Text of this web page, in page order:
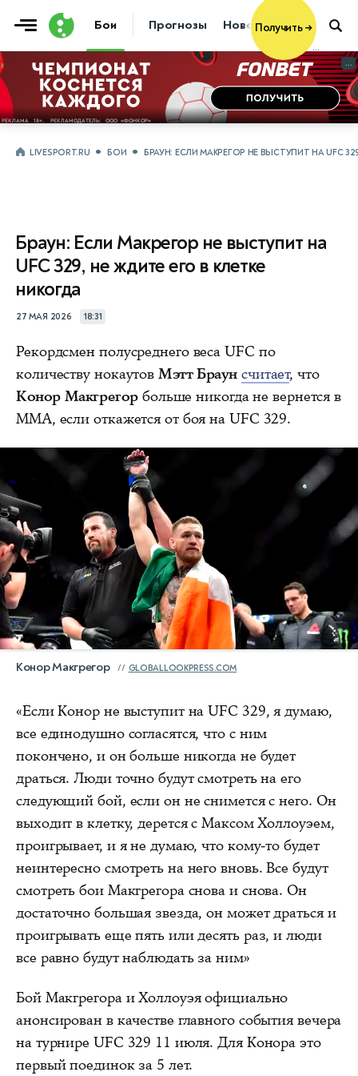
Бои Прогнозы Новости Бокс
Получить
...
...
LIVESPORT.RU БОИ БРАУН: ЕСЛИ МАКРЕГОР НЕ ВЫСТУПИТ НА UFC
Браун: Если Макрегор не выступит на
UFC 329, не ждите его в клетке
никогда
27 МАЯ 2026 18:31
Рекордсмен полусреднего веса UFC по
количеству нокаутов Мэтт Браун считает, что
Конор Макгрегор больше никогда не вернется в
ММА, если откажется от боя на UFC 329.
Конор Макгрегор GLOBALLOOKPRESS.COM
«Если Конор не выступит на UFC 329, я думаю,
все единодушно согласятся, что с ним
покончено, и он больше никогда не будет
драться. Люди точно будут смотреть на его
следующий бой, если он не снимется с него. Он
выходит в клетку, дерется с Максом Холлоуэем,
проигрывает, и я не думаю, что кому-то будет
неинтересно смотреть на него вновь. Все будут
смотреть бои Макгрегора снова и снова. Он
достаточно большая звезда, он может драться и
проигрывать еще пять или десять раз, и люди
все равно будут наблюдать за ним»
Бой Макгрегора и Холлоуэя официально
анонсирован в качестве главного события вечера
на турнире UFC 329 11 июля. Для Конора это
первый поединок за 5 лет.